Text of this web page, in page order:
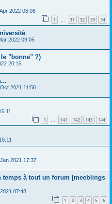
2022 08:08
1 … 31 32 33 34
2022 09:05
le "bonne" ?)
20:15
2021 11:58
1 141 142 143 144
2021 17:37
temps à tout un forum [meeblings
07:48
1 2 3 4 5 6